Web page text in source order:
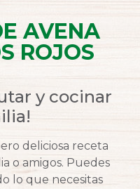
AVENA
ROJOS
y cocinar
deliciosa receta
o amigos. Puedes
lo que necesitas